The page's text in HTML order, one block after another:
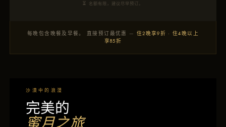
名额有限，建议尽早预订。
每晚包含晚餐及早餐。 直接预订最优惠 — 住2晚享9折 · 住4晚以上
享85折
沙漠中的浪漫
完美的
蜜月之旅